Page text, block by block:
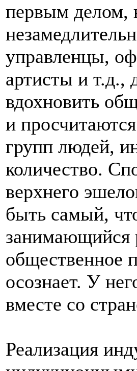
первым делом,
управленцы,
артисты и т.д.,
вдохновить
и
групп людей,
количество.
верхнего
быть самый,
занимающийся
общественное
осознает. У
вместе со
Реализация